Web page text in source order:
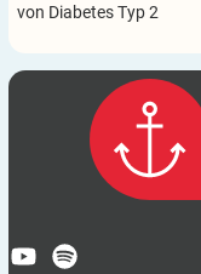
von Diabetes Typ 2